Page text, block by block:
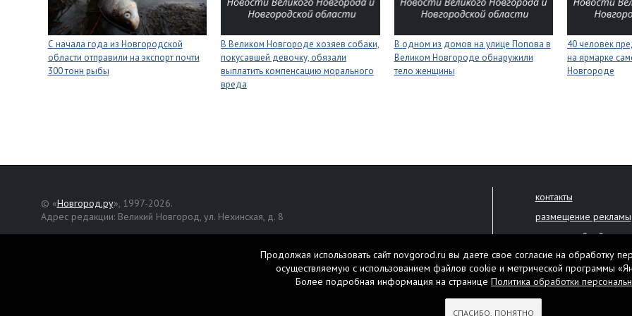
С начала года из Новгородской
области отправили на экспорт почти
300 тонн рыбы
В Великом Новгороде хозяев собаки,
покусавшей девочку, обязали
выплатить компенсацию морального
вреда
В одном из домов на улице Попова в
Великом Новгороде обнаружили
тело женщины
40 человек
на ярмарке
Новгороде
© «Новгород.ру», 1997-2026.
Адрес редакции: Великий Новгород, ул. Нехинская, д. 8
, публикуются на правах рекламы.
контакты
размещение рекламы
политика обработки
Настоящий ресурс
Нашли ошибку?
Продолжая использовать сайт novgorod.ru вы даете свое согласие на обработку
осуществляемую с использованием файлов cookie и метрической программы
Более подробная информация на странице Политика обработки
СПАСИБО, ПОНЯТНО